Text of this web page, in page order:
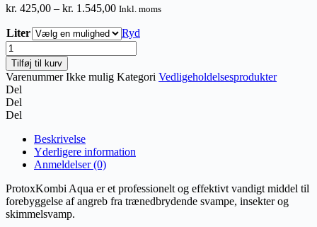
kr. 425,00 – kr. 1.545,00Prisinterval:
til
kr. 1.545,00
Inkl. moms
Liter
Ryd
Protox
Kombi
Aqua
antal
Tilføj til kurv
VarenummerIkke mulig Kategori Vedligeholdelsesprodukter
Del
Del
Del
Beskrivelse
Yderligere information
Anmeldelser (0)
ProtoxKombi Aqua er et professionelt og effektivt vandigt middel til
forebyggelse af angreb fra trænedbrydende svampe, insekter og
skimmelsvamp.